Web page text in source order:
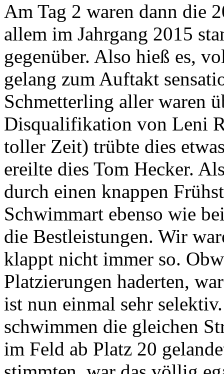
Am Tag 2 waren dann die
allem im Jahrgang 2015
gegenüber. Also hieß es,
gelang zum Auftakt
Schmetterling aller waren
Disqualifikation von Leni
toller Zeit) trübte dies
ereilte dies Tom Hecker.
durch einen knappen
Schwimmart ebenso wie
die Bestleistungen. Wir
klappt nicht immer so.
Platzierungen haderten,
ist nun einmal sehr
schwimmen die gleichen
im Feld ab Platz 20